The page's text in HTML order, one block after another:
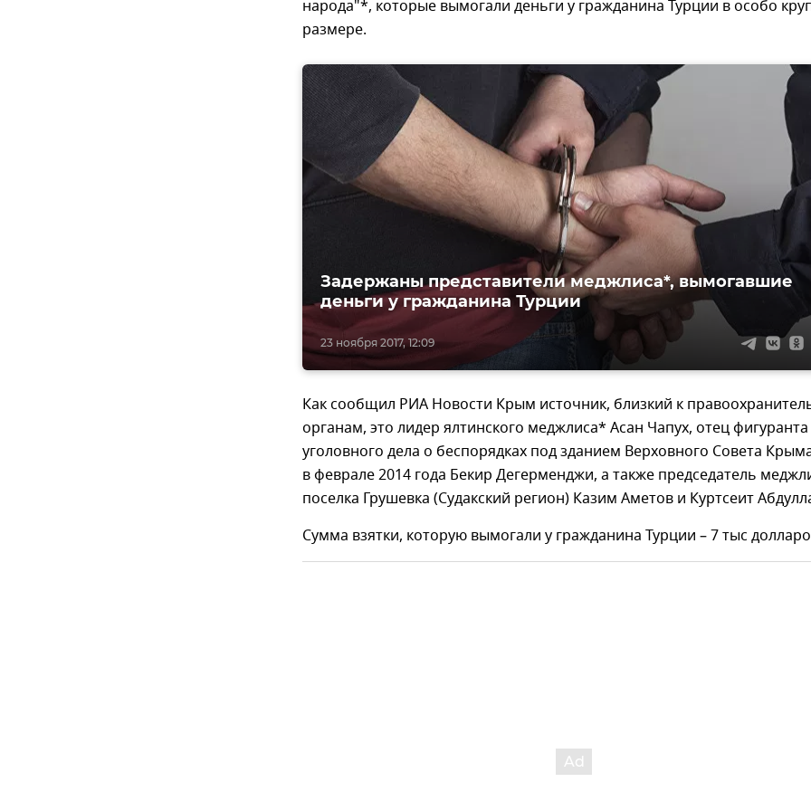
народа"*, которые вымогали деньги у гражданина Турции в особо
размере.
23 ноября 2017, 12:09
Задержаны представители меджлиса*, вымогавшие
деньги у гражданина Турции
Как сообщил РИА Новости Крым источник, близкий к
органам, это лидер ялтинского меджлиса* Асан Чапух, отец фигуранта
уголовного дела о беспорядках под зданием Верховного Совета
в феврале 2014 года Бекир Дегерменджи, а также председатель
поселка Грушевка (Судакский регион) Казим Аметов и Куртсеит
Сумма взятки, которую вымогали у гражданина Турции – 7 тыс